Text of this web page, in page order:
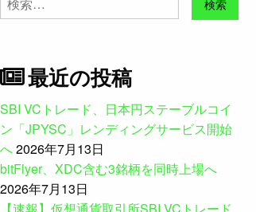
索:
最近の投稿
SBI VCトレード、日本円ステーブルコイ
ン「JPYSC」レンディングサービス開始
へ2026年7月13日
bitFlyer、XDC含む3銘柄を同時上場へ
2026年7月13日